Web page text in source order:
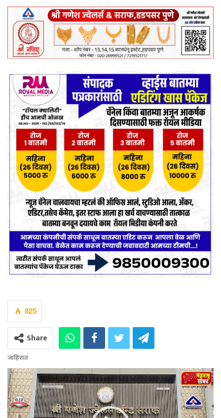
825
Share
जाहिरात
Video
Player